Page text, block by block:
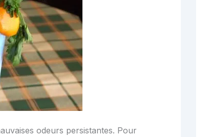
odeurs persistantes. Pour